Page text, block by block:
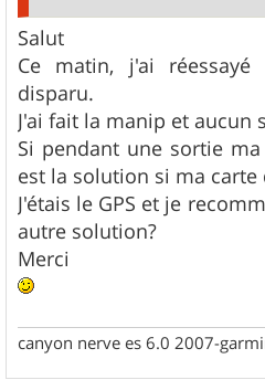
Salut
Ce matin, j'ai
disparu.
J'ai fait la manip et aucun
Si pendant une sortie
est la solution si ma carte
J'étais le GPS et je
autre solution?
Merci
canyon nerve es 6.0 2007-